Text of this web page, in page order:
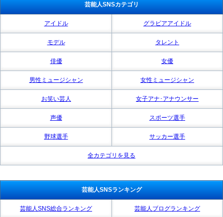
芸能人SNSカテゴリ
アイドル グラビアアイドル
モデル タレント
俳優 女優
男性ミュージシャン 女性ミュージシャン
お笑い芸人 女子アナ･アナウンサー
声優 スポーツ選手
野球選手 サッカー選手
全カテゴリを見る
芸能人SNSランキング
芸能人SNS総合ランキング 芸能人ブログランキング